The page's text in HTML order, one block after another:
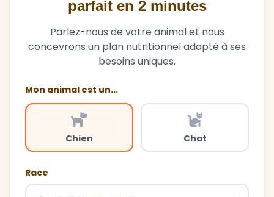
parfait en 2 minutes
Parlez-nous de votre animal et nous
concevrons un plan nutritionnel adapté à ses
besoins uniques.
Mon animal est un...
Chien Chat
Race